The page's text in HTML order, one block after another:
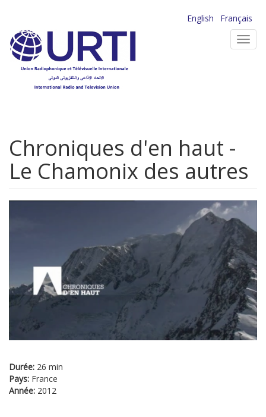
contenu
principal
English
Français
Chroniques d'en haut -
Le Chamonix des autres
Durée: 26 min
Pays: France
Année: 2012